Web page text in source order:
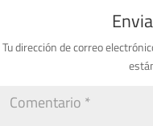
Tu dirección de correo